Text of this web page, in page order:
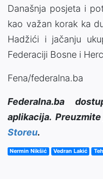
Današnja posjeta i
kao važan korak ka
Hadžići i jačanju
Federaciji Bosne i
Fena/federalna.ba
Federalna.ba
aplikacija.
Storeu.
Nermin Nikšić Vedran Lakić